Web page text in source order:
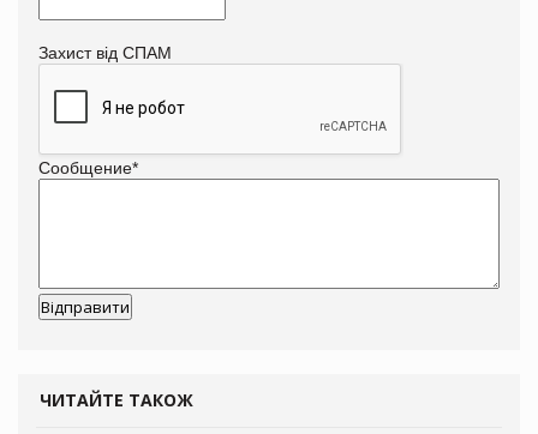
Захист від СПАМ
Сообщение*
ЧИТАЙТЕ ТАКОЖ